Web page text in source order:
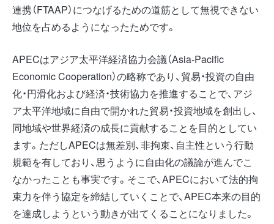
連携（FTAAP）につなげるための道筋として無視できない
地位を占めるようになったためです。
APECはアジア太平洋経済協力会議（Asia-Pacific
Economic Cooperation）の略称であり、貿易・投資の自由
化・円滑化および経済・技術協力を推進することで、アジ
ア太平洋地域に自由で開かれた貿易・投資地域を創出し、
同地域や世界経済の成長に貢献することを目的としてい
ます。ただしAPECは無差別、非拘束、自主性という行動
規範を有しており、思うように自由化の議論が進んでこ
なかったことも事実です。そこで、APECにおいて法的拘
束力を伴う協定を締結していくことで、APEC本来の目的
を達成しようという動きが出てくることになりました。